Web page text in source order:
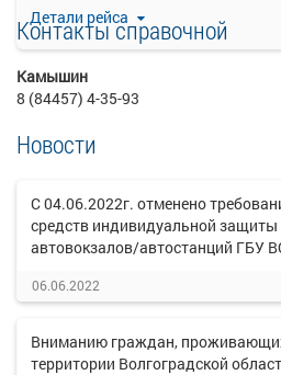
Детали рейса
Контакты справочной
Камышин
8 (84457) 4-35-93
Новости
С 04.06.2022г. отменено
средств индивидуальной
автовокзалов/автостанций ГБУ
06.06.2022
Вниманию граждан,
территории Волгоградской